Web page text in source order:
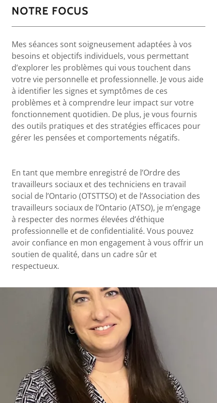
NOTRE FOCUS
Mes séances sont soigneusement adaptées à vos
besoins et objectifs individuels, vous permettant
d’explorer les problèmes qui vous touchent dans
votre vie personnelle et professionnelle. Je vous aide
à identifier les signes et symptômes de ces
problèmes et à comprendre leur impact sur votre
fonctionnement quotidien. De plus, je vous fournis
des outils pratiques et des stratégies efficaces pour
gérer les pensées et comportements négatifs.
En tant que membre enregistré de l’Ordre des
travailleurs sociaux et des techniciens en travail
social de l’Ontario (OTSTTSO) et de l’Association des
travailleurs sociaux de l’Ontario (ATSO), je m’engage
à respecter des normes élevées d’éthique
professionnelle et de confidentialité. Vous pouvez
avoir confiance en mon engagement à vous offrir un
soutien de qualité, dans un cadre sûr et
respectueux.